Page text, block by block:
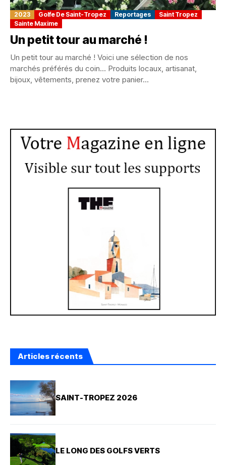
2023 Golfe De Saint-Tropez Reportages
Saint Tropez
Sainte Maxime
Un petit tour au marché !
Un petit tour au marché ! Voici une sélection de nos
marchés préférés du coin… Produits locaux, artisanat,
bijoux, vêtements, prenez votre panier...
Articles récents
SAINT-TROPEZ 2026
LE LONG DES GOLFS VERTS